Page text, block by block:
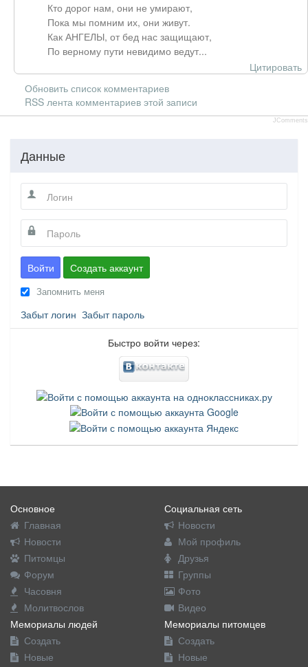
Кто дорог нам, они не умирают,
Пока мы помним их, они живут.
Как АНГЕЛЫ, от бед нас защищают,
По верному пути невидимо ведут...
Цитировать
Обновить список комментариев
RSS лента комментариев этой записи
JComments
Данные
Войти Создать аккаунт
Запомнить меня
Забыт логин Забыт пароль
Быстро войти через:
Основное
Главная
Новости
Питомцы
Форум
Часовня
Молитвослов
Социальная сеть
Новости
Мой профиль
Друзья
Группы
Фото
Видео
Мемориалы людей
Создать
Новые
Мемориалы питомцев
Создать
Новые